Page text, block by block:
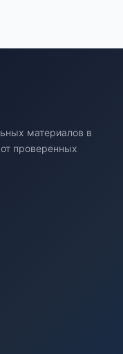
материалов в
проверенных